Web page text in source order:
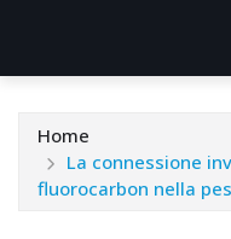
Home
La connessione
fluorocarbon nella